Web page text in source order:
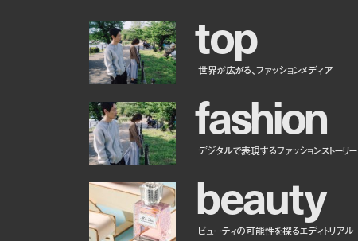
top
世界が広がる、ファッションメディア
fashion
デジタルで表現するファッションストーリー
beauty
ビューティの可能性を探るエディトリアル